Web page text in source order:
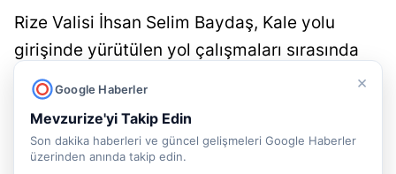
×
Google Haberler
Mevzurize'yi Takip Edin
Son dakika haberleri ve güncel gelişmeleri Google Haberler
üzerinden anında takip edin.
Rize Valisi İhsan Selim Baydaş, Kale yolu
girişinde yürütülen yol çalışmaları sırasında
gün yüzüne çıkarılan yaklaşık 200 yıllık tarihi
köprü alanında incelemelerde bulundu. Rize
Belediyesi tarafından koruma altına alınan
tarihi yapı, üzeri camla kaplanarak ziyarete